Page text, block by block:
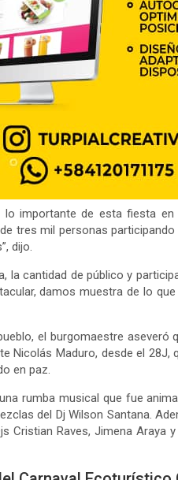
importante de esta fiesta en
tres mil personas
dijo.
la cantidad de público y
damos muestra de lo
el burgomaestre aseveró
Nicolás Maduro, desde el 28J,
en paz.
rumba musical que fue
del Dj Wilson Santana.
Cristian Raves, Jimena Araya